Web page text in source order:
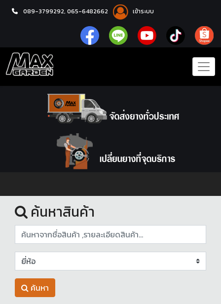
089-3799292, 065-6482662 เข้าระบบ
หน้าแรก
ค้นหาสินค้า
ค้นหา